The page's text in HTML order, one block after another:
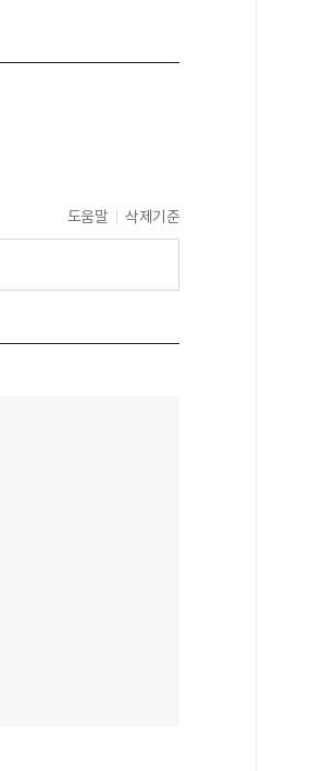
도움말 삭제기준